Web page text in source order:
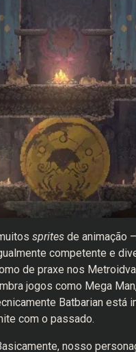
sprites de animação
competente e
de praxe nos
jogos como Mega
Batbarian está
com o passado.
nosso